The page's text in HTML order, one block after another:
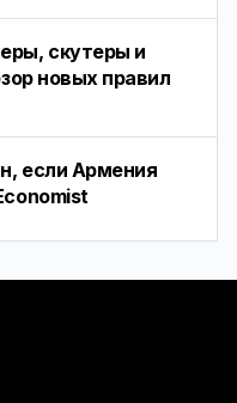
скутеры и
новых правил
если Армения